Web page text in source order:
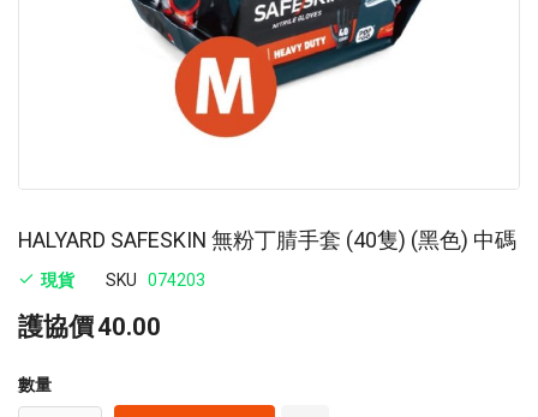
HALYARD SAFESKIN 無粉丁腈手套 (40隻) (黑色) 中碼
現貨 SKU 074203
護協價40.00
數量